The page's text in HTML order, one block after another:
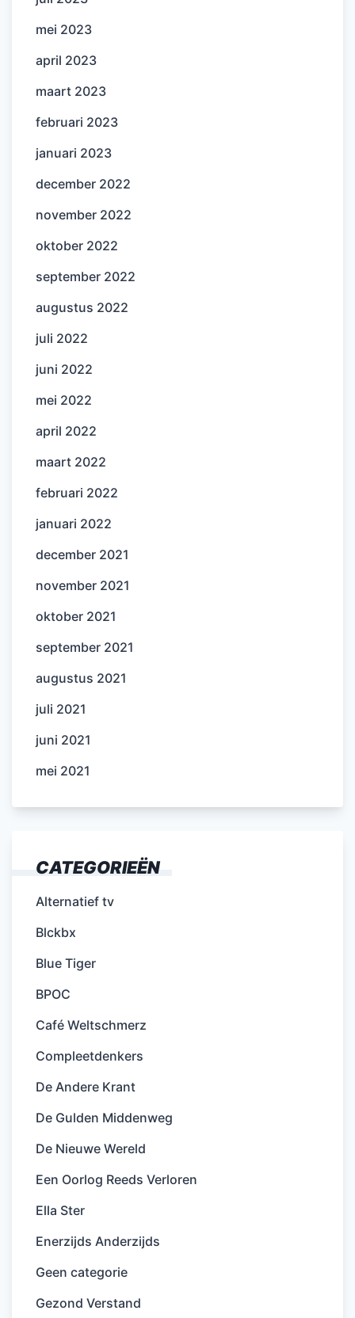
mei 2023
april 2023
maart 2023
februari 2023
januari 2023
december 2022
november 2022
oktober 2022
september 2022
augustus 2022
juli 2022
juni 2022
mei 2022
april 2022
maart 2022
februari 2022
januari 2022
december 2021
november 2021
oktober 2021
september 2021
augustus 2021
juli 2021
juni 2021
mei 2021
CATEGORIEËN
Alternatief tv
Blckbx
Blue Tiger
BPOC
Café Weltschmerz
Compleetdenkers
De Andere Krant
De Gulden Middenweg
De Nieuwe Wereld
Een Oorlog Reeds Verloren
Ella Ster
Enerzijds Anderzijds
Geen categorie
Gezond Verstand